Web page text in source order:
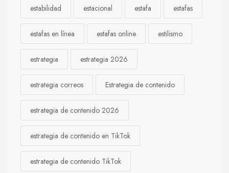
estabilidad estacional estafa estafas
estafas en línea estafas online estilismo
estrategia estrategia 2026
estrategia correos Estrategia de contenido
estrategia de contenido 2026
estrategia de contenido en TikTok
estrategia de contenido TikTok